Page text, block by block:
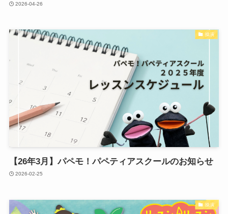
2026-04-26
操演
【26年3月】パペモ！パペティアスクールのお知らせ
2026-02-25
操演